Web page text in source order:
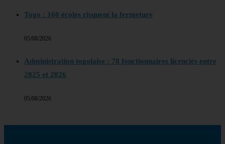
Togo : 160 écoles risquent la fermeture
05/08/2026
Administration togolaise : 78 fonctionnaires licenciés entre
2025 et 2026
05/08/2026